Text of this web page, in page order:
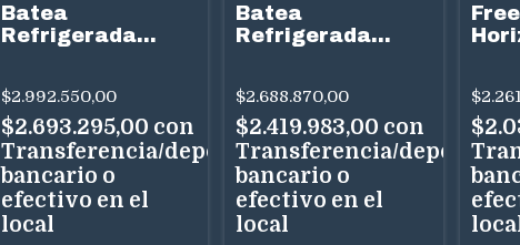
Batea
Refrigerada
Cúpula Recta
$2.992.550,00
$2.693.295,00 con
Transferencia/depósito
bancario o
efectivo en el
local
Batea
Refrigerada
Cúpula Curva
$2.688.870,00
$2.419.983,00 con
Transferencia/depósito
bancario o
efectivo en el
local
Dual